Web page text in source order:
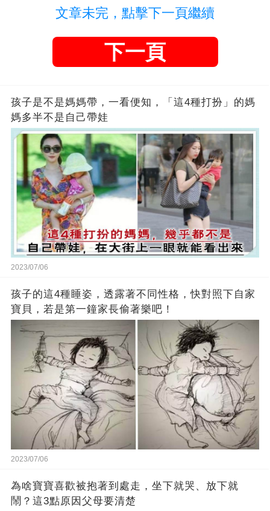
文章未完，點擊下一頁繼續
下一頁
孩子是不是媽媽帶，一看便知，「這4種打扮」的媽
媽多半不是自己帶娃
2023/07/06
孩子的這4種睡姿，透露著不同性格，快對照下自家
寶貝，若是第一鐘家長偷著樂吧！
2023/07/06
為啥寶寶喜歡被抱著到處走，坐下就哭、放下就
鬧？這3點原因父母要清楚